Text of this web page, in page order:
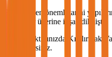
Bafra'nın en önemli tarihi
kayalıklar üzerine inşa edilmiştir.
Kaleye çıktığınızda Kızılırmak
izleyebilirsiniz.